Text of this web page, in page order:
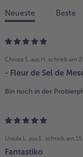
Neueste Beste
Christa S. aus H. schrieb am
- Fleur de Sel de
Bin noch in der
Ursula L. aus E. schrieb am
Fantastiko